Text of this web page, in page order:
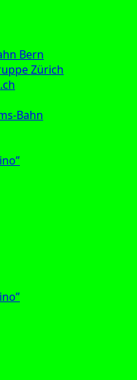
Bern
Zürich
Bahn